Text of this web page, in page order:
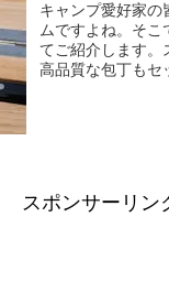
キャンプ愛好家の
ムですよね。そ
てご紹介します。
高品質な包丁もセ
スポンサーリン